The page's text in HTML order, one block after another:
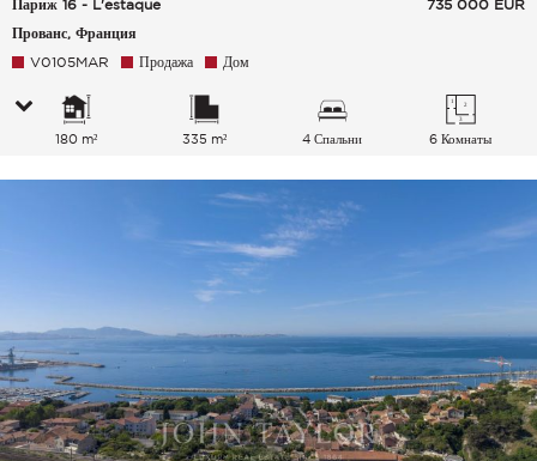
Париж 16 - L'estaque
Прованс, Франция
735 000 EUR
V0105MAR Продажа Дом
180 m² 335 m² 4 Спальни 6 Комнаты